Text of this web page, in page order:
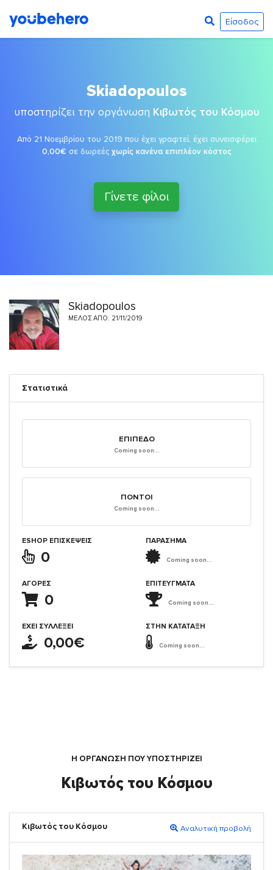
Είσοδος
Skiadopoulos
υποστηρίζει την οργάνωση Κιβωτός του Κόσμου
Από 21 Νοεμβρίου του 2019 που έχει γραφτεί, έχει συνεισφέρει
0,00€ σε δωρεές χωρίς κανένα επιπλέον κόστος
Γίνετε φίλοι
Skiadopoulos
ΜΈΛΟΣ ΑΠΌ: 21/11/2019
Στατιστικά
ΕΠΊΠΕΔΟ
Coming soon...
ΠΌΝΤΟΙ
Coming soon...
ESHOP ΕΠΙΣΚΈΨΕΙΣ
0
ΑΓΟΡΈΣ
0
ΈΧΕΙ ΣΥΛΛΈΞΕΙ
0,00€
ΠΑΡΑΣΗΜΑ
Coming soon...
ΕΠΙΤΕΎΓΜΑΤΑ
Coming soon...
ΣΤΗΝ ΚΑΤΆΤΑΞΗ
Coming soon...
Η ΟΡΓΆΝΩΣΗ ΠΟΥ ΥΠΟΣΤΗΡΙΖΕΙ
Κιβωτός του Κόσμου
Κιβωτός του Κόσμου Αναλυτική προβολή